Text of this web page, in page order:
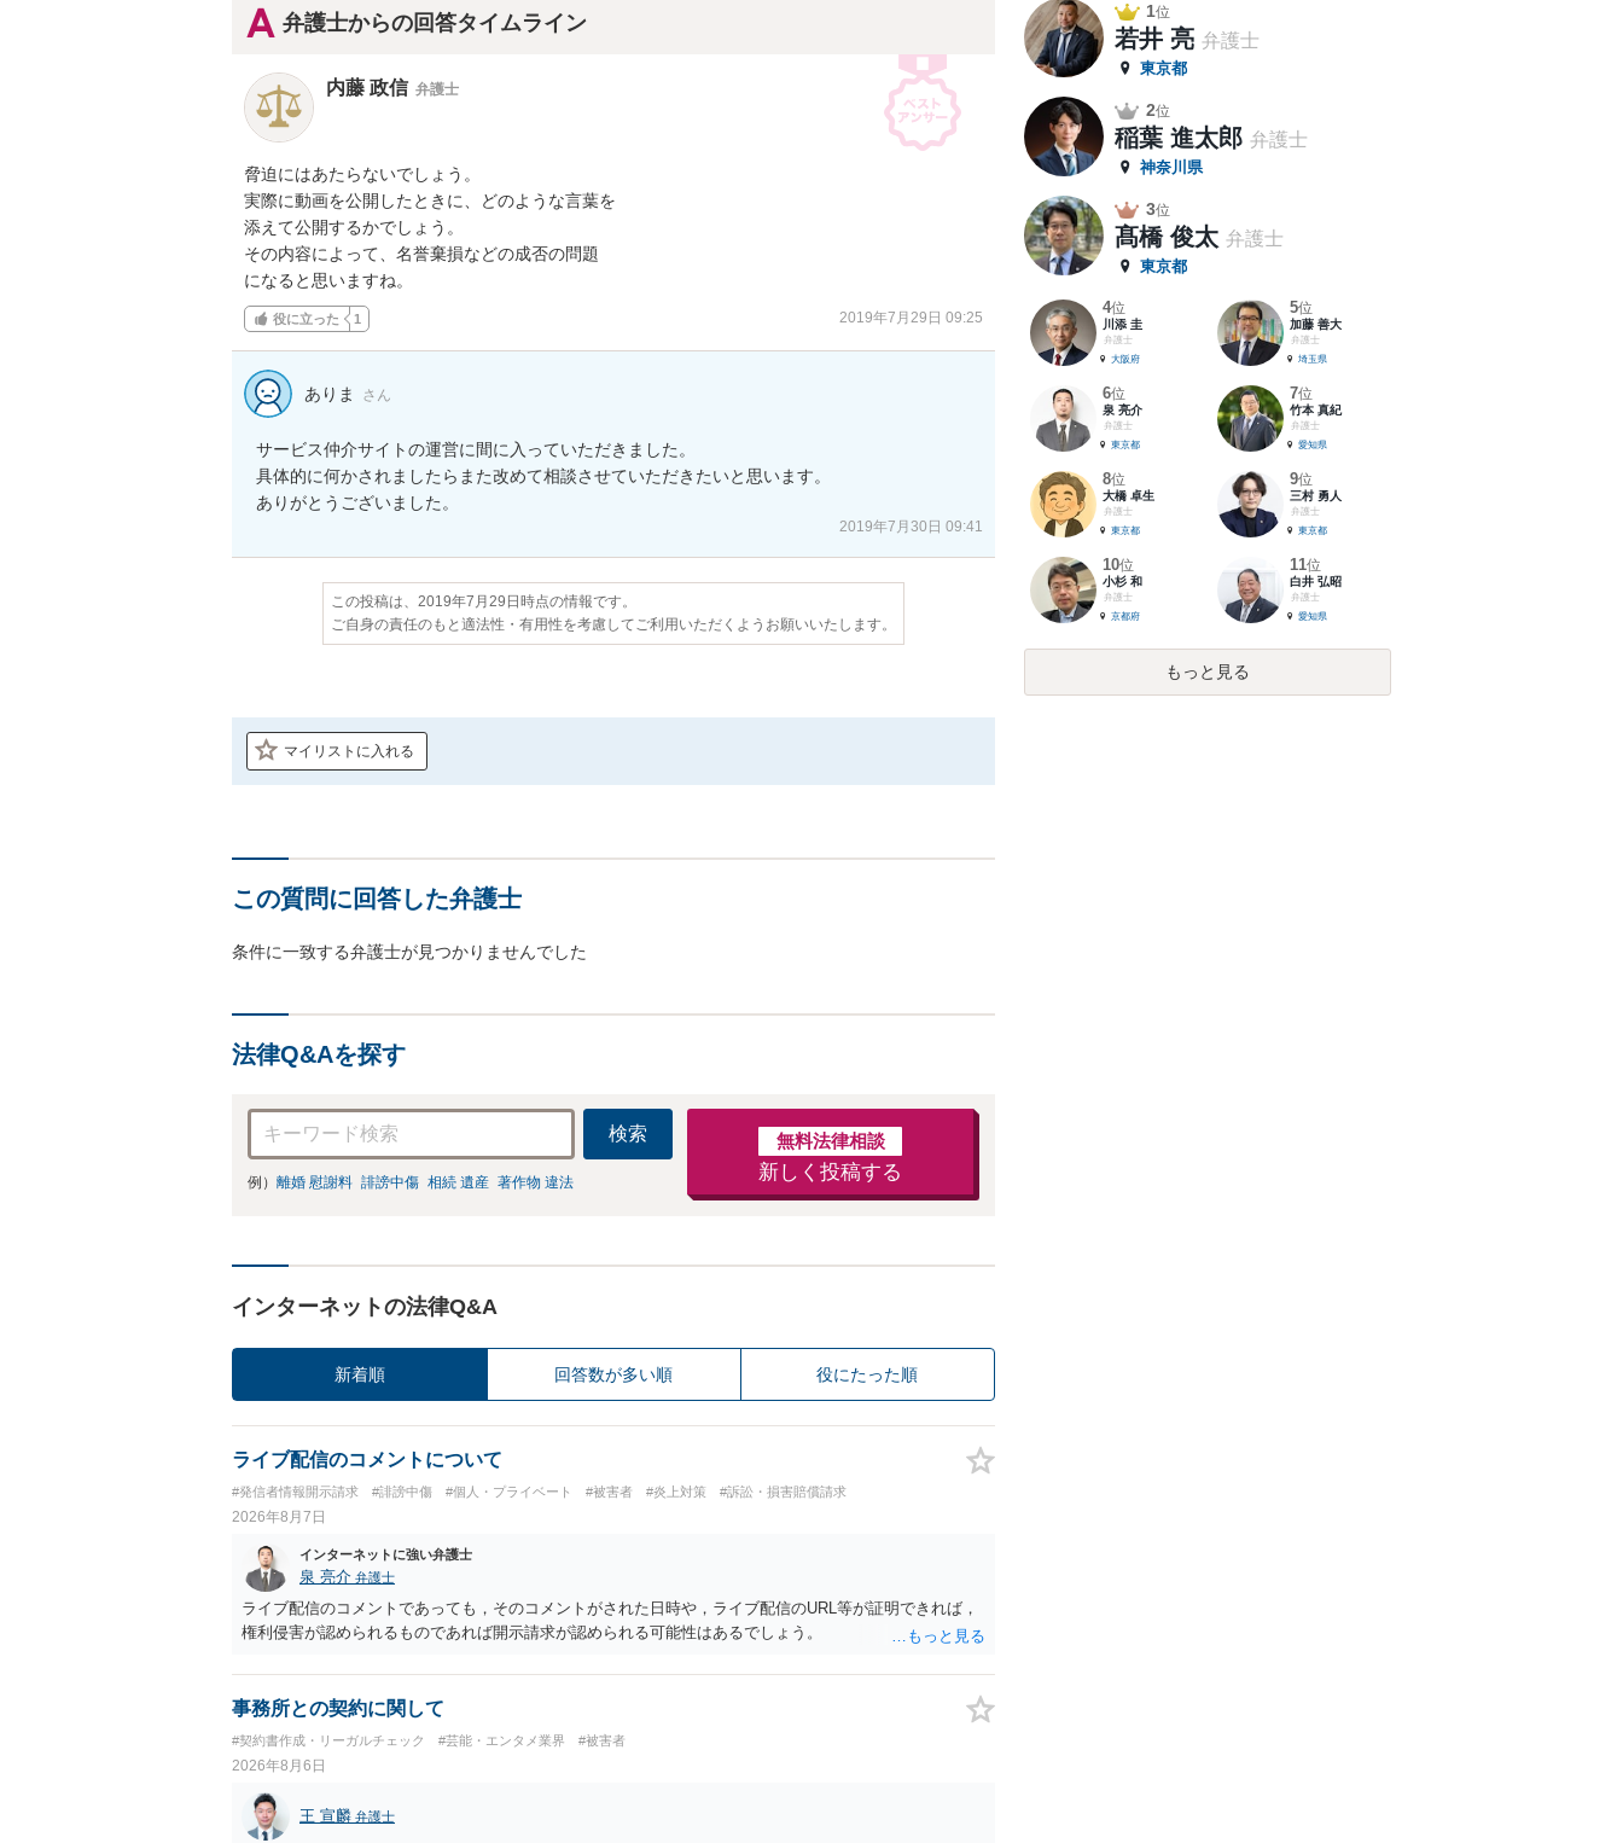
弁護士からの回答タイムライン
内藤 政信 弁護士
脅迫にはあたらないでしょう。
実際に動画を公開したときに、どのような言葉を
添えて公開するかでしょう。
その内容によって、名誉棄損などの成否の問題
になると思いますね。
役に立った 1 2019年7月29日 09:25
ありま さん
サービス仲介サイトの運営に間に入っていただきました。
具体的に何かされましたらまた改めて相談させていただきたいと思います。
ありがとうございました。
2019年7月30日 09:41
この投稿は、2019年7月29日時点の情報です。
ご自身の責任のもと適法性・有用性を考慮してご利用いただくようお願いいたします。
マイリストに入れる
この質問に回答した弁護士
条件に一致する弁護士が見つかりませんでした
法律Q&Aを探す
検索
例） 離婚 慰謝料 誹謗中傷 相続 遺産 著作物 違法
無料法律相談
新しく投稿する
インターネットの法律Q&A
新着順 回答数が多い順 役にたった順
ライブ配信のコメントについて
#発信者情報開示請求 #誹謗中傷 #個人・プライベート #被害者 #炎上対策 #訴訟・損害賠償請求
2026年8月7日
インターネットに強い弁護士
泉 亮介 弁護士
ライブ配信のコメントであっても，そのコメントがされた日時や，ライブ配信のURL等が証明できれば，
権利侵害が認められるものであれば開示請求が認められる可能性はあるでしょう。
事務所との契約に関して
#契約書作成・リーガルチェック #芸能・エンタメ業界 #被害者
2026年8月6日
王 宣麟 弁護士
1位
若井 亮 弁護士
東京都
2位
稲葉 進太郎 弁護士
神奈川県
3位
髙橋 俊太 弁護士
東京都
4位
川添 圭
弁護士
大阪府
5位
加藤 善大
弁護士
埼玉県
6位
泉 亮介
弁護士
東京都
7位
竹本 真紀
弁護士
愛知県
8位
大橋 卓生
弁護士
東京都
9位
三村 勇人
弁護士
東京都
10位
小杉 和
弁護士
京都府
11位
白井 弘昭
弁護士
愛知県
もっと見る